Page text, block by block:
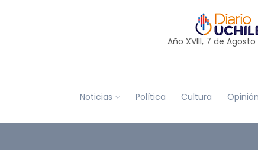
Año XVIII, 7 de Agosto
Noticias Política Cultura Opinión